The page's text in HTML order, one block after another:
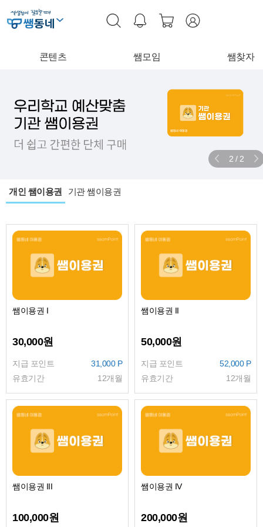
콘텐츠 쌤모임 쌤찾자
2 / 2
개인 쌤이용권 기관 쌤이용권
쌤이용권 I
30,000원
지급 포인트
31,000 P
유효기간
12개월
쌤이용권 II
50,000원
지급 포인트
52,000 P
유효기간
12개월
쌤이용권 III
100,000원
쌤이용권 IV
200,000원